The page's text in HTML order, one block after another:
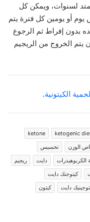
لسنوات، ويمكن كل
أو يومين كل فترة يتم
بدون إفراط ثم الرجوع
يتم الخروج من الريجيم
الكيتونية.
ketogenic
ketone
الوزن
تخسيس
دايت
ريجيم
كيتوجنك دايت
دايت
كيتون